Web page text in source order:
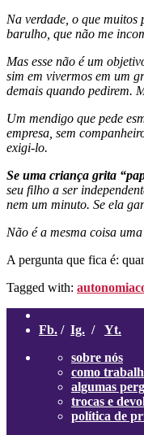
Na verdade, o que muitos
barulho, que não me
Mas esse não é um
sim em vivermos em um
demais quando pedirem.
Um mendigo que pede
empresa, sem
exigi-lo.
Se uma criança grita
seu filho a ser
nem um minuto. Se ela
Não é a mesma coisa
A pergunta que fica é:
Tagged with: autonomia
Fb. / Ig. / Yt.
sobre nós
como
algumas
trocas e
política de